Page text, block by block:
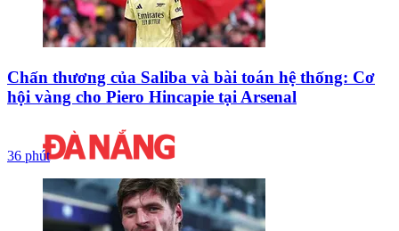
Chấn thương của Saliba và bài toán hệ thống: Cơ
hội vàng cho Piero Hincapie tại Arsenal
36 phút